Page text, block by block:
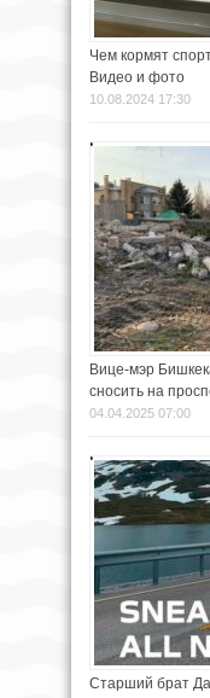
Чем кормят
Видео и фото
10.08.2024 17:30
Вице-мэр
сносить на
04.04.2025 07:00
Старший брат